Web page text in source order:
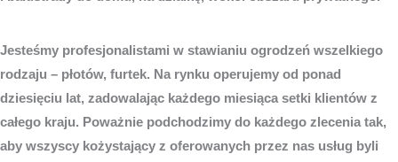
Jesteśmy profesjonalistami w stawianiu ogrodzeń wszelkiego
rodzaju – płotów, furtek. Na rynku operujemy od ponad
dziesięciu lat, zadowalając każdego miesiąca setki klientów z
całego kraju. Poważnie podchodzimy do każdego zlecenia tak,
aby wszyscy kożystający z oferowanych przez nas usług byli